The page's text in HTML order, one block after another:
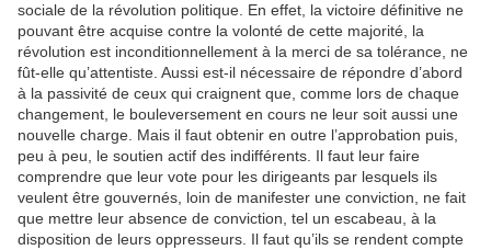
sociale de la révolution politique. En effet, la victoire définitive ne
pouvant être acquise contre la volonté de cette majorité, la
révolution est inconditionnellement à la merci de sa tolérance, ne
fût-elle qu’attentiste. Aussi est-il nécessaire de répondre d’abord
à la passivité de ceux qui craignent que, comme lors de chaque
changement, le bouleversement en cours ne leur soit aussi une
nouvelle charge. Mais il faut obtenir en outre l’approbation puis,
peu à peu, le soutien actif des indifférents. Il faut leur faire
comprendre que leur vote pour les dirigeants par lesquels ils
veulent être gouvernés, loin de manifester une conviction, ne fait
que mettre leur absence de conviction, tel un escabeau, à la
disposition de leurs oppresseurs. Il faut qu’ils se rendent compte